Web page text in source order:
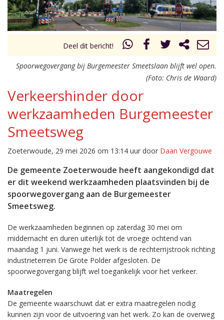
Deel dit bericht!
Spoorwegovergang bij Burgemeester Smeetslaan blijft wel open.
(Foto: Chris de Waard)
Verkeershinder door
werkzaamheden Burgemeester
Smeetsweg
Zoeterwoude, 29 mei 2026 om 13:14 uur door Daan Vergouwe
De gemeente Zoeterwoude heeft aangekondigd dat
er dit weekend werkzaamheden plaatsvinden bij de
spoorwegovergang aan de Burgemeester
Smeetsweg.
De werkzaamheden beginnen op zaterdag 30 mei om
middernacht en duren uiterlijk tot de vroege ochtend van
maandag 1 juni. Vanwege het werk is de rechterrijstrook richting
industrieterrein De Grote Polder afgesloten. De
spoorwegovergang blijft wel toegankelijk voor het verkeer.
Maatregelen
De gemeente waarschuwt dat er extra maatregelen nodig
kunnen zijn voor de uitvoering van het werk. Zo kan de overweg